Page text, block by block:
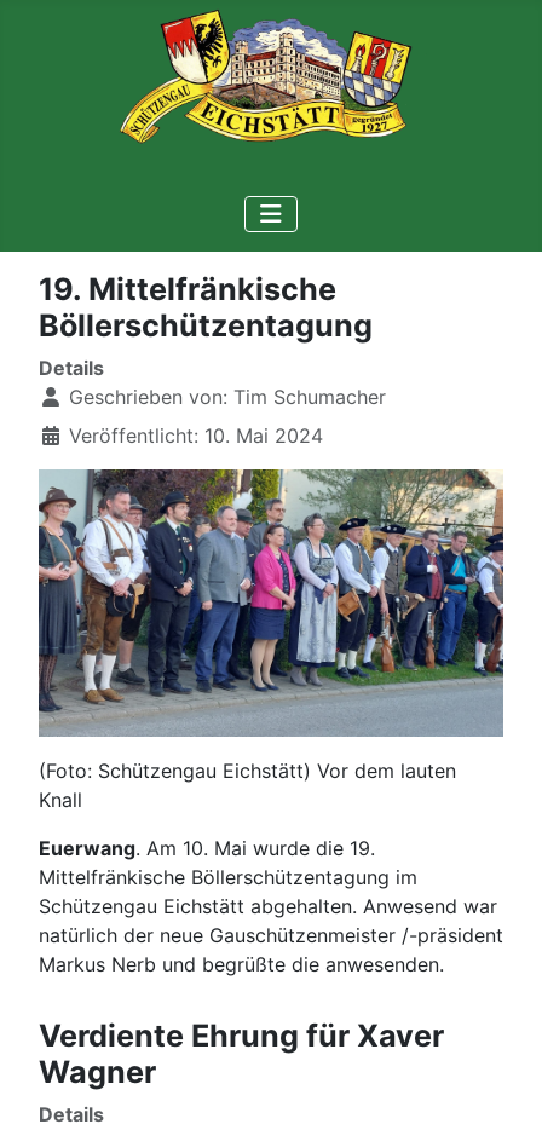
19. Mittelfränkische
Böllerschützentagung
Details
Geschrieben von: Tim Schumacher
Veröffentlicht: 10. Mai 2024
(Foto: Schützengau Eichstätt) Vor dem lauten
Knall
Euerwang. Am 10. Mai wurde die 19.
Mittelfränkische Böllerschützentagung im
Schützengau Eichstätt abgehalten. Anwesend war
natürlich der neue Gauschützenmeister /-präsident
Markus Nerb und begrüßte die anwesenden.
Verdiente Ehrung für Xaver
Wagner
Details